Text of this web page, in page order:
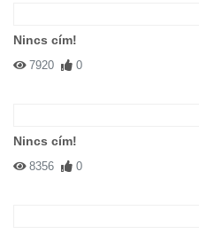
Nincs cím!
7920 0
Nincs cím!
8356 0